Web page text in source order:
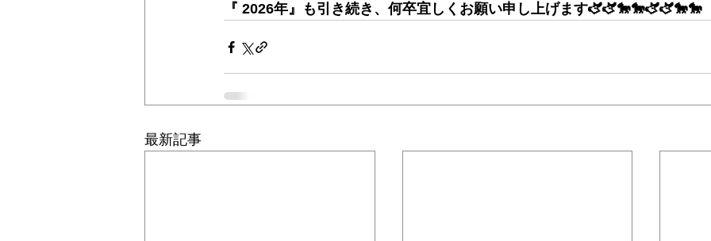
『 2026年』も引き続き、何卒宜しくお願い申し上げます🫏🫏🐎🐎🫏🫏🐎🐎
最新記事